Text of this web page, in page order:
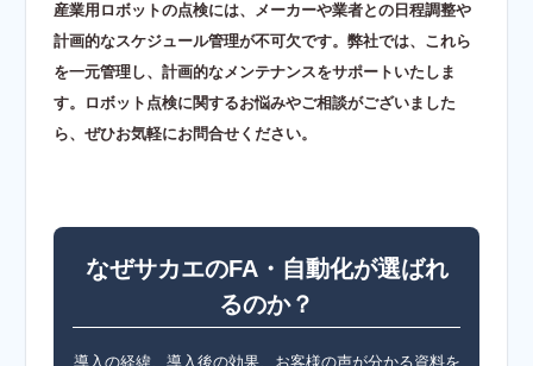
産業用ロボットの点検には、メーカーや業者との日程調整や
計画的なスケジュール管理が不可欠です。弊社では、これら
を一元管理し、計画的なメンテナンスをサポートいたしま
す。ロボット点検に関するお悩みやご相談がございました
ら、ぜひお気軽にお問合せください。
なぜサカエのFA・自動化が選ばれ
るのか？
導入の経緯、導入後の効果、お客様の声が分かる資料を